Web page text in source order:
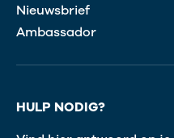
Nieuwsbrief
Ambassador
HULP NODIG?